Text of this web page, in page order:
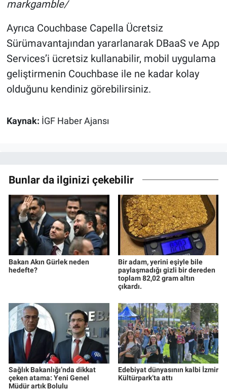
markgamble/
Ayrıca Couchbase Capella Ücretsiz
Sürümavantajından yararlanarak DBaaS ve App
Services’i ücretsiz kullanabilir, mobil uygulama
geliştirmenin Couchbase ile ne kadar kolay
olduğunu kendiniz görebilirsiniz.
Kaynak: İGF Haber Ajansı
Bunlar da ilginizi çekebilir
Bakan Akın Gürlek neden
hedefte?
Bir adam, yerini eşiyle bile
paylaşmadığı gizli bir dereden
toplam 82,02 gram altın
çıkardı.
Sağlık Bakanlığı’nda dikkat
çeken atama: Yeni Genel
Müdür artık Bolulu
Edebiyat dünyasının kalbi İzmir
Kültürpark’ta attı